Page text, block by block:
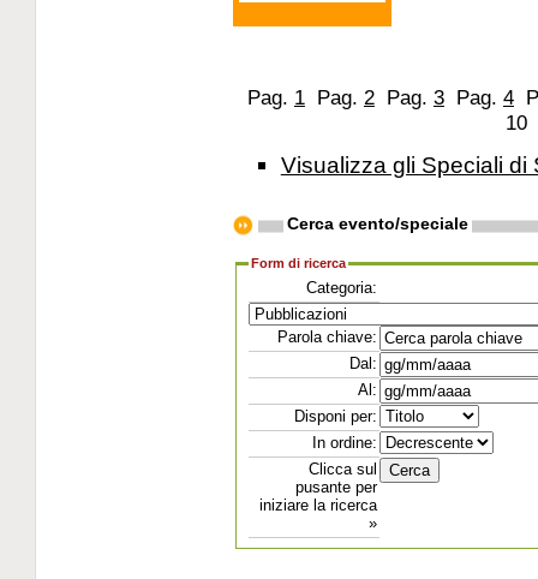
Pag. 1 Pag. 2 Pag. 3 Pag. 4
Visualizza gli Speciali di
Cerca evento/speciale
Form di ricerca
Categoria:
Parola chiave:
Dal:
Al:
Disponi per:
In ordine:
Clicca sul
pusante per
iniziare la ricerca
»